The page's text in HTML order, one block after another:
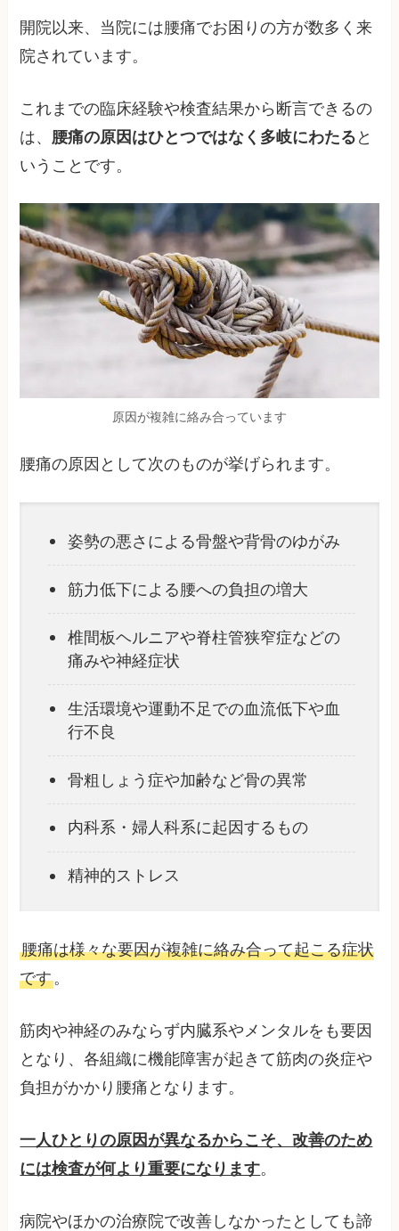
開院以来、当院には腰痛でお困りの方が数多く来
院されています。
これまでの臨床経験や検査結果から断言できるの
は、 腰痛の原因はひとつではなく多岐にわたる と
いうことです。
原因が複雑に絡み合っています
腰痛の原因として次のものが挙げられます。
姿勢の悪さによる骨盤や背骨のゆがみ
筋力低下による腰への負担の増大
椎間板ヘルニアや脊柱管狭窄症などの
痛みや神経症状
生活環境や運動不足での血流低下や血
行不良
骨粗しょう症や加齢など骨の異常
内科系・婦人科系に起因するもの
精神的ストレス
腰痛は様々な要因が複雑に絡み合って起こる症状
です。
筋肉や神経のみならず内臓系やメンタルをも要因
となり、各組織に機能障害が起きて筋肉の炎症や
負担がかかり腰痛となります。
一人ひとりの原因が異なるからこそ、改善のため
には検査が何より重要になります。
病院やほかの治療院で改善しなかったとしても諦